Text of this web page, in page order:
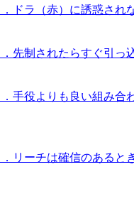
．ドラ（赤）に誘惑され
．先制されたらすぐ引っ
．手役よりも良い組み合
．リーチは確信のあると